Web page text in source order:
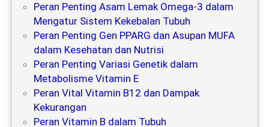
Peran Penting Asam Lemak Omega-3 dalam
Mengatur Sistem Kekebalan Tubuh
Peran Penting Gen PPARG dan Asupan MUFA
dalam Kesehatan dan Nutrisi
Peran Penting Variasi Genetik dalam
Metabolisme Vitamin E
Peran Vital Vitamin B12 dan Dampak
Kekurangan
Peran Vitamin B dalam Tubuh